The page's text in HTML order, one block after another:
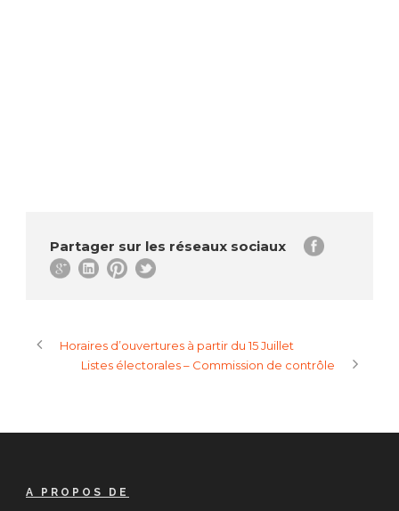
Partager sur les réseaux sociaux
Horaires d’ouvertures à partir du 15 Juillet
Listes électorales – Commission de contrôle
A PROPOS DE